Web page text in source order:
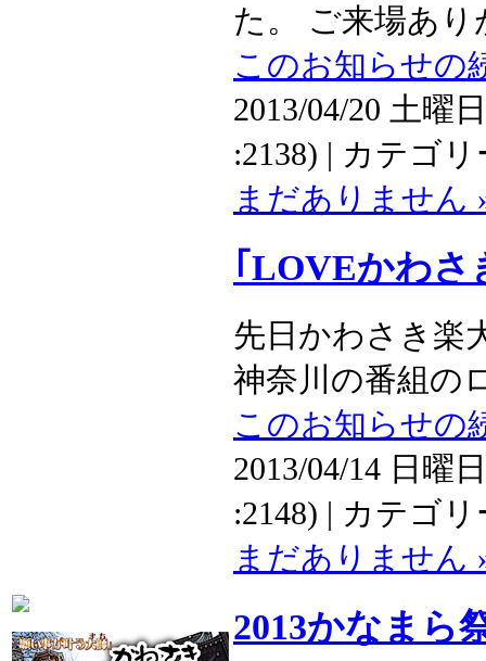
た。 ご来場あ
このお知らせの
2013/04/20 土曜
:2138) | カテゴ
まだありません
｢LOVEかわさ
先日かわさき楽
神奈川の番組の
このお知らせの
2013/04/14 日曜
:2148) | カテゴ
まだありません
2013かなまら